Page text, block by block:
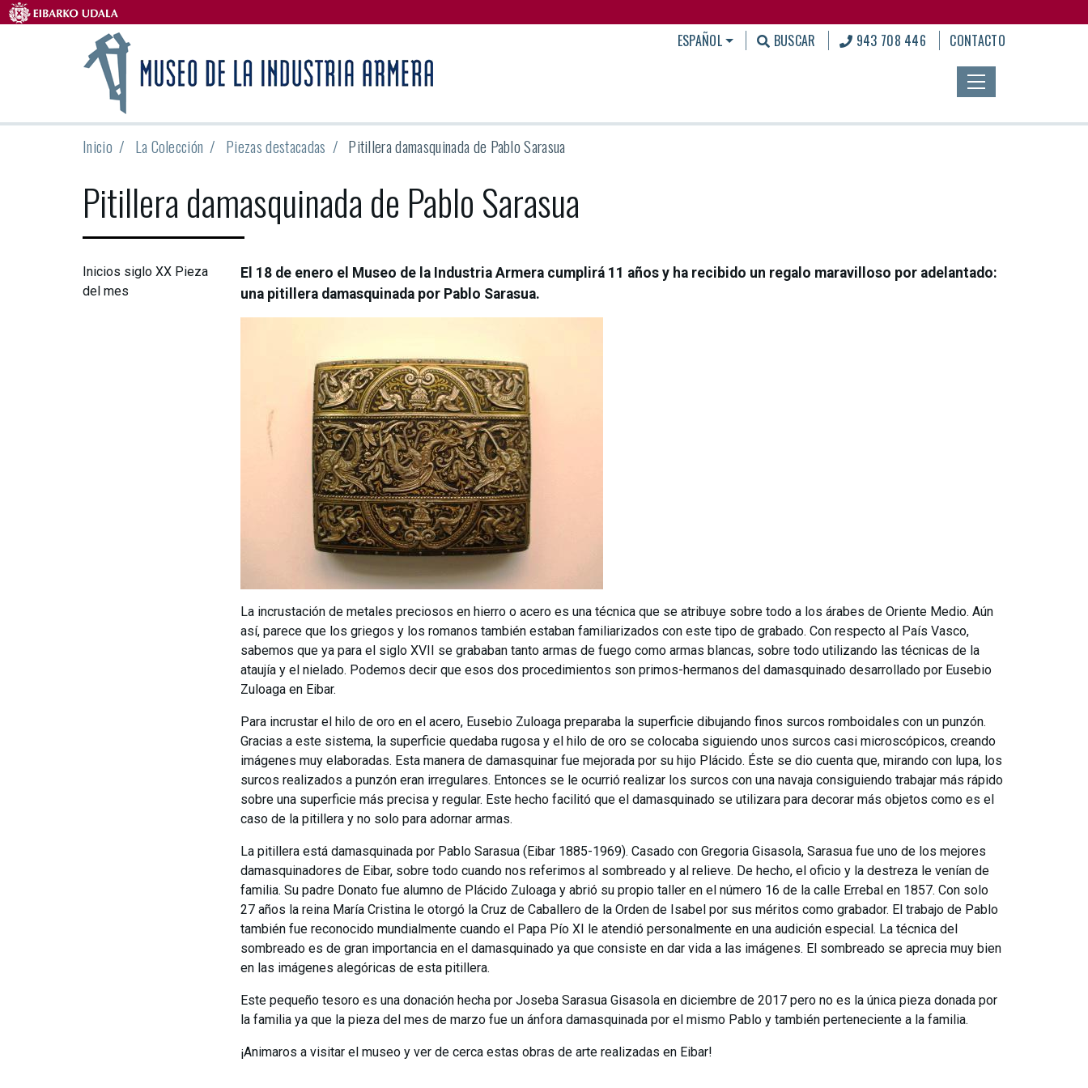
ESPAÑOL BUSCAR 943 708 446 CONTACTO
Inicio La Colección Piezas destacadas Pitillera damasquinada de Pablo Sarasua
Pitillera damasquinada de Pablo Sarasua
Inicios siglo XX Pieza
del mes
El 18 de enero el Museo de la Industria Armera cumplirá 11 años y ha recibido un regalo maravilloso por adelantado:
una pitillera damasquinada por Pablo Sarasua.
La incrustación de metales preciosos en hierro o acero es una técnica que se atribuye sobre todo a los árabes de Oriente Medio. Aún
así, parece que los griegos y los romanos también estaban familiarizados con este tipo de grabado. Con respecto al País Vasco,
sabemos que ya para el siglo XVII se grababan tanto armas de fuego como armas blancas, sobre todo utilizando las técnicas de la
ataujía y el nielado. Podemos decir que esos dos procedimientos son primos-hermanos del damasquinado desarrollado por Eusebio
Zuloaga en Eibar.
Para incrustar el hilo de oro en el acero, Eusebio Zuloaga preparaba la superficie dibujando finos surcos romboidales con un punzón.
Gracias a este sistema, la superficie quedaba rugosa y el hilo de oro se colocaba siguiendo unos surcos casi microscópicos, creando
imágenes muy elaboradas. Esta manera de damasquinar fue mejorada por su hijo Plácido. Éste se dio cuenta que, mirando con lupa, los
surcos realizados a punzón eran irregulares. Entonces se le ocurrió realizar los surcos con una navaja consiguiendo trabajar más rápido
sobre una superficie más precisa y regular. Este hecho facilitó que el damasquinado se utilizara para decorar más objetos como es el
caso de la pitillera y no solo para adornar armas.
La pitillera está damasquinada por Pablo Sarasua (Eibar 1885-1969). Casado con Gregoria Gisasola, Sarasua fue uno de los mejores
damasquinadores de Eibar, sobre todo cuando nos referimos al sombreado y al relieve. De hecho, el oficio y la destreza le venían de
familia. Su padre Donato fue alumno de Plácido Zuloaga y abrió su propio taller en el número 16 de la calle Errebal en 1857. Con solo
27 años la reina María Cristina le otorgó la Cruz de Caballero de la Orden de Isabel por sus méritos como grabador. El trabajo de Pablo
también fue reconocido mundialmente cuando el Papa Pío XI le atendió personalmente en una audición especial. La técnica del
sombreado es de gran importancia en el damasquinado ya que consiste en dar vida a las imágenes. El sombreado se aprecia muy bien
en las imágenes alegóricas de esta pitillera.
Este pequeño tesoro es una donación hecha por Joseba Sarasua Gisasola en diciembre de 2017 pero no es la única pieza donada por
la familia ya que la pieza del mes de marzo fue un ánfora damasquinada por el mismo Pablo y también perteneciente a la familia.
¡Animaros a visitar el museo y ver de cerca estas obras de arte realizadas en Eibar!